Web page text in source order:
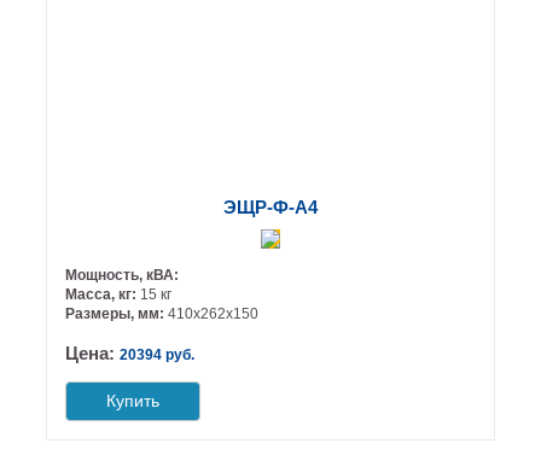
ЭЩР-Ф-А4
Мощность, кВА:
Масса, кг: 15 кг
Размеры, мм: 410х262х150
Цена: 20394 руб.
Купить